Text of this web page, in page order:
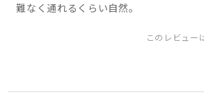
難なく通れるくらい自然。
このレビュー